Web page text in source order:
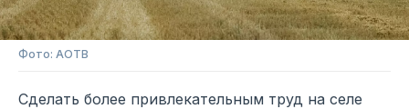
Фото: АОТВ
Сделать более привлекательным труд на селе